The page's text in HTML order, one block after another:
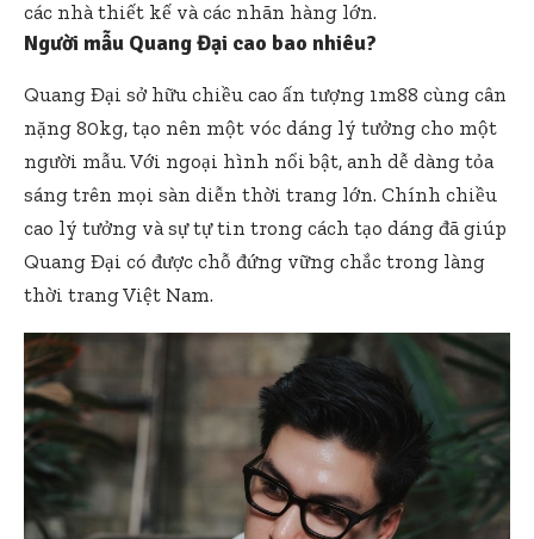
các nhà thiết kế và các nhãn hàng lớn.
Người mẫu Quang Đại cao bao nhiêu?
Quang Đại sở hữu chiều cao ấn tượng 1m88 cùng cân
nặng 80kg, tạo nên một vóc dáng lý tưởng cho một
người mẫu. Với ngoại hình nổi bật, anh dễ dàng tỏa
sáng trên mọi sàn diễn thời trang lớn. Chính chiều
cao lý tưởng và sự tự tin trong cách tạo dáng đã giúp
Quang Đại có được chỗ đứng vững chắc trong làng
thời trang Việt Nam.